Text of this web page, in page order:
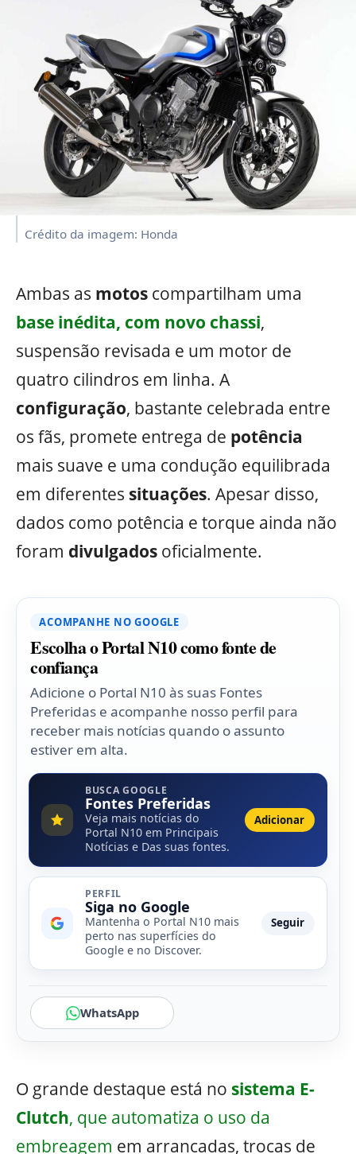
Crédito da imagem: Honda
Ambas as motos compartilham uma
base inédita, com novo chassi,
suspensão revisada e um motor de
quatro cilindros em linha. A
configuração, bastante celebrada entre
os fãs, promete entrega de potência
mais suave e uma condução equilibrada
em diferentes situações. Apesar disso,
dados como potência e torque ainda não
foram divulgados oficialmente.
ACOMPANHE NO GOOGLE
Escolha o Portal N10 como fonte de
confiança
Adicione o Portal N10 às suas Fontes
Preferidas e acompanhe nosso perfil para
receber mais notícias quando o assunto
estiver em alta.
BUSCA GOOGLE
Fontes Preferidas
Veja mais notícias do
Portal N10 em Principais
Notícias e Das suas fontes.
Adicionar
PERFIL
Siga no Google
Mantenha o Portal N10 mais
perto nas superfícies do
Google e no Discover.
Seguir
WhatsApp
O grande destaque está no sistema E-
Clutch, que automatiza o uso da
embreagem em arrancadas, trocas de